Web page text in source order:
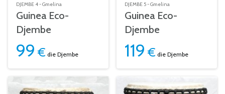
DJEMBE 4 - Gmelina
Guinea Eco-
Djembe
99 € die Djembe
DJEMBE 5 - Gmelina
Guinea Eco-
Djembe
119 € die Djembe